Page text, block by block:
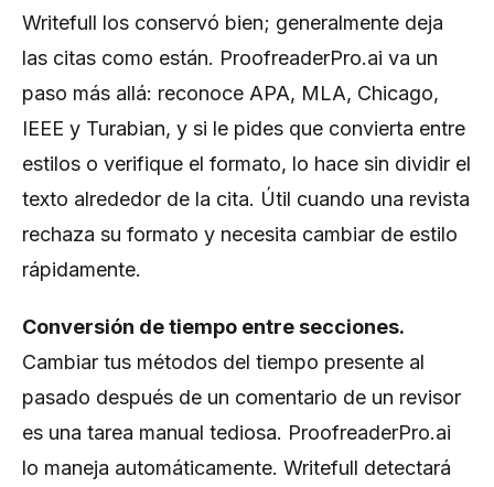
Writefull los conservó bien; generalmente deja
las citas como están. ProofreaderPro.ai va un
paso más allá: reconoce APA, MLA, Chicago,
IEEE y Turabian, y si le pides que convierta entre
estilos o verifique el formato, lo hace sin dividir el
texto alrededor de la cita. Útil cuando una revista
rechaza su formato y necesita cambiar de estilo
rápidamente.
Conversión de tiempo entre secciones.
Cambiar tus métodos del tiempo presente al
pasado después de un comentario de un revisor
es una tarea manual tediosa. ProofreaderPro.ai
lo maneja automáticamente. Writefull detectará